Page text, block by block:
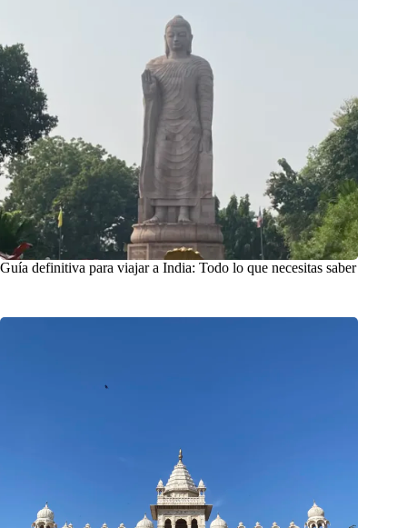
Guía definitiva para viajar a India: Todo lo que necesitas saber